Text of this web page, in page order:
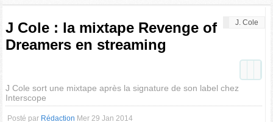
J. Cole
J Cole : la mixtape Revenge of
Dreamers en streaming
J Cole sort une mixtape après la signature de son label chez
Interscope
Posté par Rédaction Mer 29 Jan 2014